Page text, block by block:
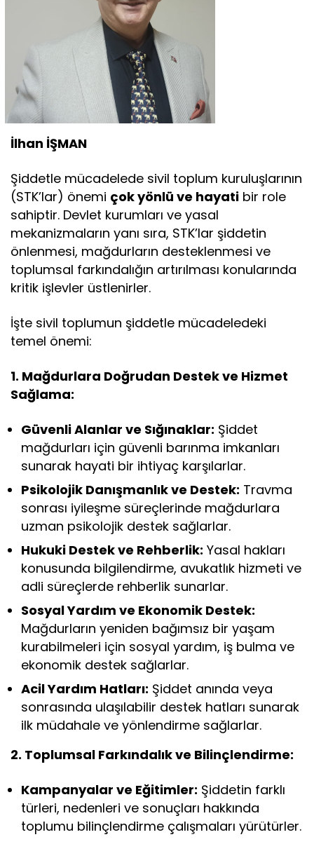
İlhan İŞMAN
Şiddetle mücadelede sivil toplum kuruluşlarının
(STK’lar) önemi çok yönlü ve hayati bir role
sahiptir. Devlet kurumları ve yasal
mekanizmaların yanı sıra, STK’lar şiddetin
önlenmesi, mağdurların desteklenmesi ve
toplumsal farkındalığın artırılması konularında
kritik işlevler üstlenirler.
İşte sivil toplumun şiddetle mücadeledeki
temel önemi:
1. Mağdurlara Doğrudan Destek ve Hizmet
Sağlama:
Güvenli Alanlar ve Sığınaklar: Şiddet
mağdurları için güvenli barınma imkanları
sunarak hayati bir ihtiyaç karşılarlar.
Psikolojik Danışmanlık ve Destek: Travma
sonrası iyileşme süreçlerinde mağdurlara
uzman psikolojik destek sağlarlar.
Hukuki Destek ve Rehberlik: Yasal hakları
konusunda bilgilendirme, avukatlık hizmeti ve
adli süreçlerde rehberlik sunarlar.
Sosyal Yardım ve Ekonomik Destek:
Mağdurların yeniden bağımsız bir yaşam
kurabilmeleri için sosyal yardım, iş bulma ve
ekonomik destek sağlarlar.
Acil Yardım Hatları: Şiddet anında veya
sonrasında ulaşılabilir destek hatları sunarak
ilk müdahale ve yönlendirme sağlarlar.
2. Toplumsal Farkındalık ve Bilinçlendirme:
Kampanyalar ve Eğitimler: Şiddetin farklı
türleri, nedenleri ve sonuçları hakkında
toplumu bilinçlendirme çalışmaları yürütürler.